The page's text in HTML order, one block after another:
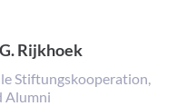
Rijkhoek
Stiftungskooperation,
Alumni